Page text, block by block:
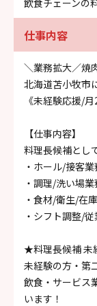
仕事内容
＼業務拡大／焼
北海道苫小牧市
《未経験応援/
【仕事内容】
料理長候補とし
・ホール/接客
・調理/洗い場業
・食材/衛生/在
・シフト調整/
★料理長候補
未経験の方・第
飲食・サービス
います！